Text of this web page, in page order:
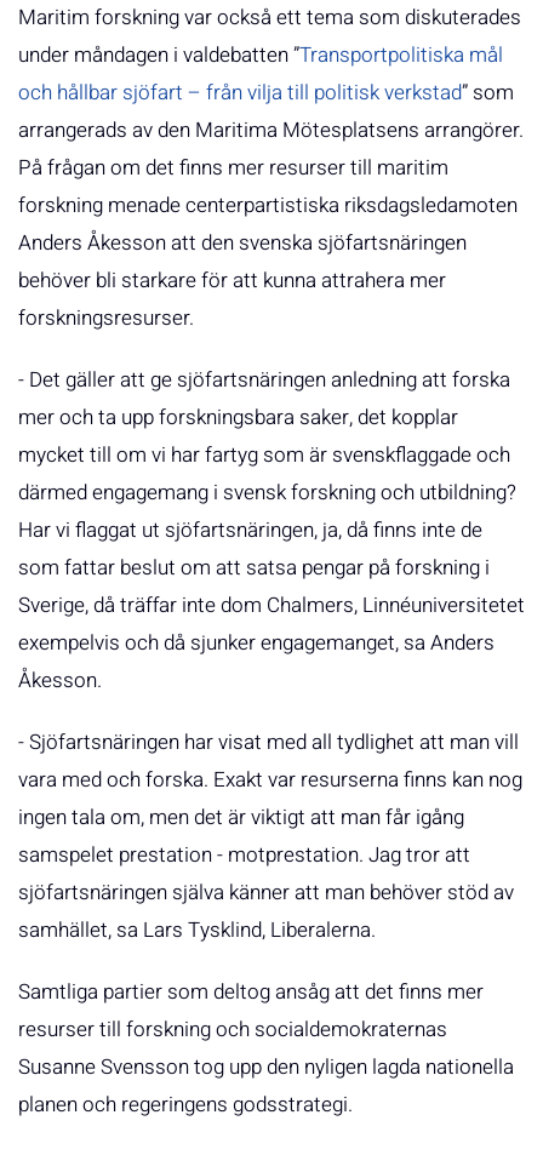
Maritim forskning var också ett tema som diskuterades
under måndagen i valdebatten ”Transportpolitiska mål
och hållbar sjöfart – från vilja till politisk verkstad” som
arrangerads av den Maritima Mötesplatsens arrangörer.
På frågan om det finns mer resurser till maritim
forskning menade centerpartistiska riksdagsledamoten
Anders Åkesson att den svenska sjöfartsnäringen
behöver bli starkare för att kunna attrahera mer
forskningsresurser.
- Det gäller att ge sjöfartsnäringen anledning att forska
mer och ta upp forskningsbara saker, det kopplar
mycket till om vi har fartyg som är svenskflaggade och
därmed engagemang i svensk forskning och utbildning?
Har vi flaggat ut sjöfartsnäringen, ja, då finns inte de
som fattar beslut om att satsa pengar på forskning i
Sverige, då träffar inte dom Chalmers, Linnéuniversitetet
exempelvis och då sjunker engagemanget, sa Anders
Åkesson.
- Sjöfartsnäringen har visat med all tydlighet att man vill
vara med och forska. Exakt var resurserna finns kan nog
ingen tala om, men det är viktigt att man får igång
samspelet prestation - motprestation. Jag tror att
sjöfartsnäringen själva känner att man behöver stöd av
samhället, sa Lars Tysklind, Liberalerna.
Samtliga partier som deltog ansåg att det finns mer
resurser till forskning och socialdemokraternas
Susanne Svensson tog upp den nyligen lagda nationella
planen och regeringens godsstrategi.